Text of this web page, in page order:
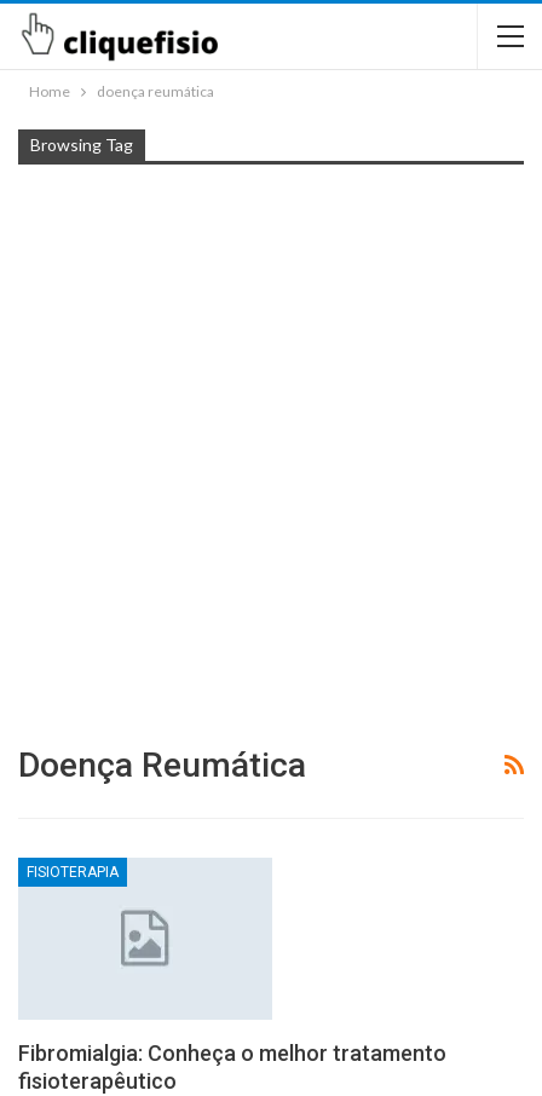
Home doença reumática
Browsing Tag
Doença Reumática
FISIOTERAPIA
Fibromialgia: Conheça o melhor tratamento
fisioterapêutico